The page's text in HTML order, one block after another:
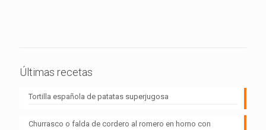
Últimas recetas
Tortilla española de patatas superjugosa
Churrasco o falda de cordero al romero en horno con